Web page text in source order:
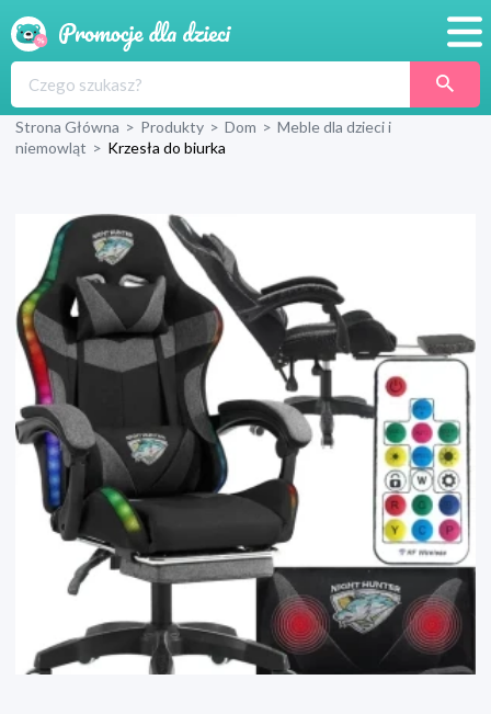
Produkty
Wyprawka
Strona Główna > Produkty > Dom > Meble dla dzieci i
niemowląt > Krzesła do biurka